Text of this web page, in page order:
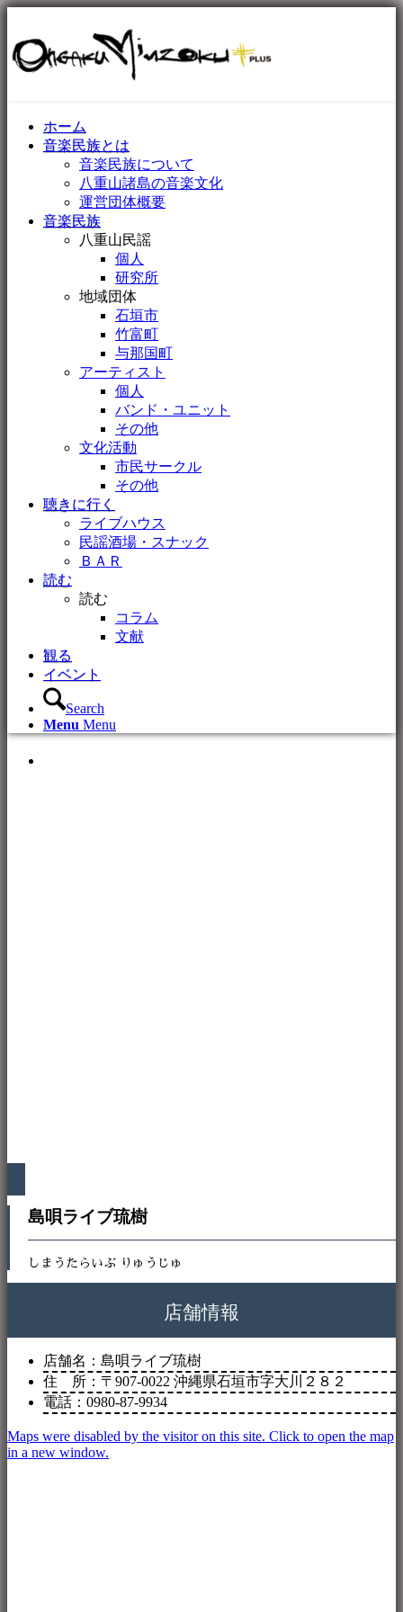
ホーム
音楽民族とは
音楽民族について
八重山諸島の音楽文化
運営団体概要
音楽民族
八重山民謡
個人
研究所
地域団体
石垣市
竹富町
与那国町
アーティスト
個人
バンド・ユニット
その他
文化活動
市民サークル
その他
聴きに行く
ライブハウス
民謡酒場・スナック
ＢＡＲ
読む
読む
コラム
文献
観る
イベント
Search
Menu Menu
島唄ライブ琉樹
しまうたらいぶ りゅうじゅ
店舗情報
店舗名：島唄ライブ琉樹
住 所：〒907-0022 沖縄県石垣市字大川２８２
電話：0980-87-9934
Maps were disabled by the visitor on this site. Click to open the map
in a new window.